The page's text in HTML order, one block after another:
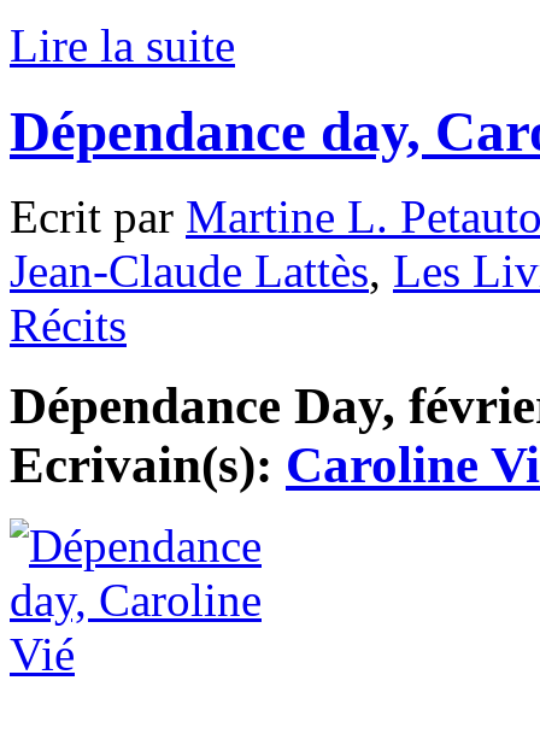
Lire la suite
Dépendance day,
Ecrit par Martine L.
Jean-Claude Lattès, Les
Récits
Dépendance Day,
Ecrivain(s): Caroline